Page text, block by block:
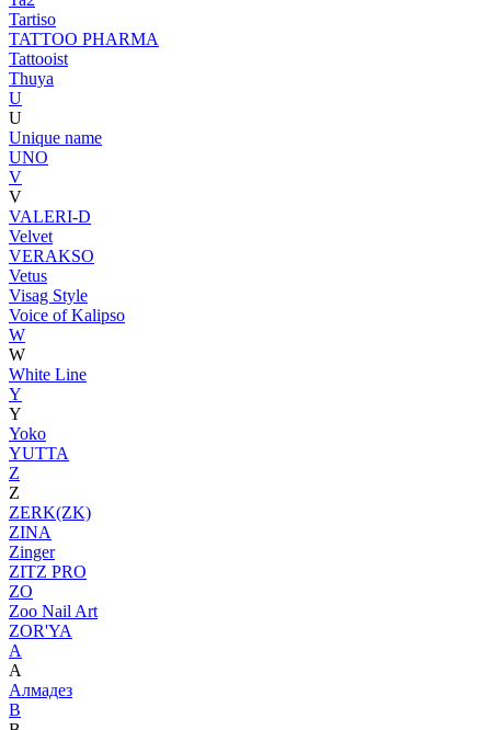
Tartiso
TATTOO PHARMA
Tattooist
Thuya
U
U
Unique name
UNO
V
V
VALERI-D
Velvet
VERAKSO
Vetus
Visag Style
Voice of Kalipso
W
W
White Line
Y
Y
Yoko
YUTTA
Z
Z
ZERK(ZK)
ZINA
Zinger
ZITZ PRO
ZO
Zoo Nail Art
ZOR'YA
А
А
Алмадез
В